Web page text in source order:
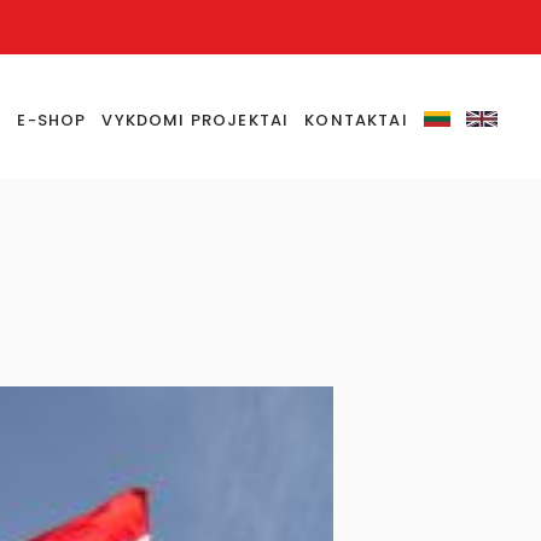
E-SHOP VYKDOMI PROJEKTAI KONTAKTAI